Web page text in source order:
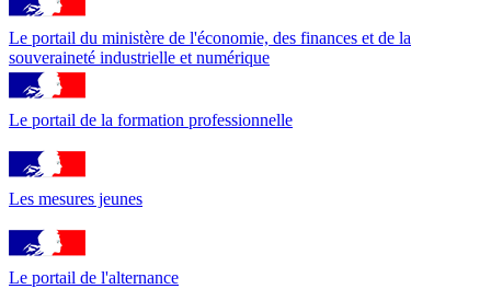
Le portail du ministère de l'économie, des finances et de la
souveraineté industrielle et numérique
Le portail de la formation professionnelle
Les mesures jeunes
Le portail de l'alternance